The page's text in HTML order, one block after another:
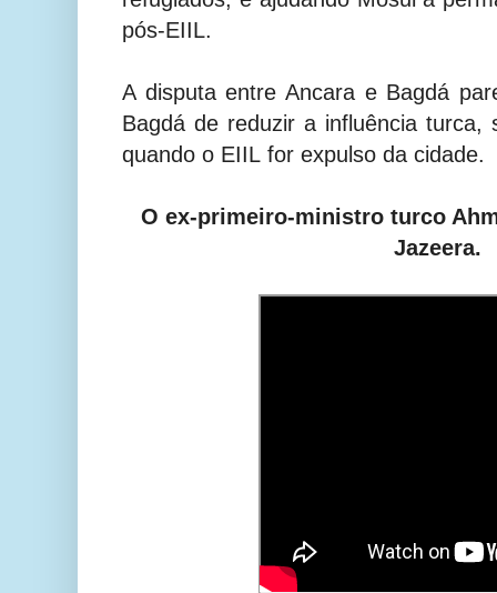
pós-EIIL.
A disputa entre Ancara e Bagdá
Bagdá de reduzir a influência turca,
quando o EIIL for expulso da cidade.
O ex-primeiro-ministro turco
Jazeera.